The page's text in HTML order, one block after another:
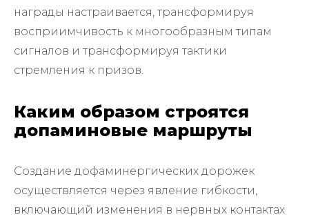
награды настраивается, трансформируя
восприимчивость к многообразным типам
сигналов и трансформируя тактики
стремления к призов.
Каким образом строятся
допаминовые маршруты
Создание дофаминергических дорожек
осуществляется через явление гибкости,
включающий изменения в нервных контактах